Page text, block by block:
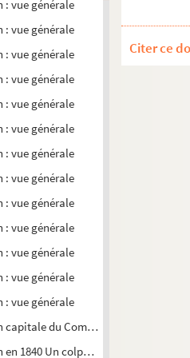
: vue générale
: vue générale
: vue générale
: vue générale
: vue générale
: vue générale
: vue générale
: vue générale
: vue générale
: vue générale
: vue générale
: vue générale
: vue générale
capitale du Comté de Bourgogne
en 1840 Un colporteur crie "Sept
Citer ce